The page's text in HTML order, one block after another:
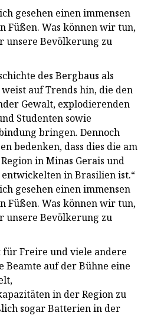
gesehen einen immensen
Füßen. Was können wir tun,
unsere Bevölkerung zu
des Bergbaus als
auf Trends hin, die den
Gewalt, explodierenden
Studenten sowie
bringen. Dennoch
bedenken, dass dies die am
in Minas Gerais und
in Brasilien ist.“
gesehen einen immensen
Füßen. Was können wir tun,
unsere Bevölkerung zu
Freire und viele andere
Beamte auf der Bühne eine
in der Region zu
sogar Batterien in der